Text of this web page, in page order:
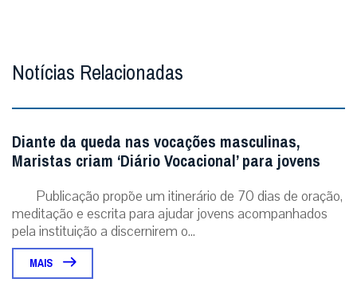
Notícias Relacionadas
Diante da queda nas vocações masculinas,
Maristas criam ‘Diário Vocacional’ para jovens
Publicação propõe um itinerário de 70 dias de oração,
meditação e escrita para ajudar jovens acompanhados
pela instituição a discernirem o...
MAIS